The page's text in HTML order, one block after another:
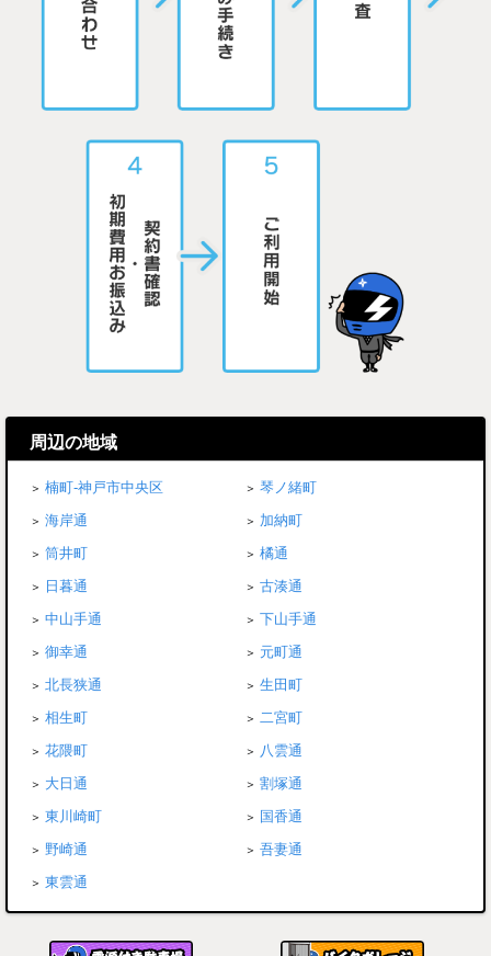
周辺の地域
楠町-神戸市中央区
琴ノ緒町
海岸通
加納町
筒井町
橘通
日暮通
古湊通
中山手通
下山手通
御幸通
元町通
北長狭通
生田町
相生町
二宮町
花隈町
八雲通
大日通
割塚通
東川崎町
国香通
野崎通
吾妻通
東雲通